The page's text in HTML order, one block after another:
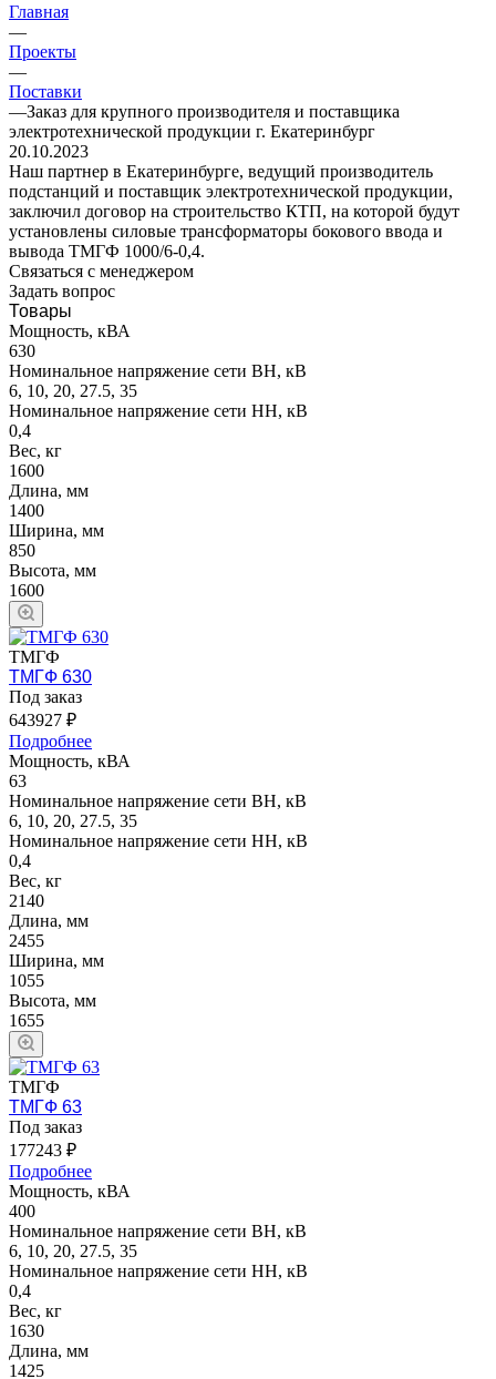
Главная
—
Проекты
—
Поставки
—Заказ для крупного производителя и поставщика
электротехнической продукции г. Екатеринбург
20.10.2023
Наш партнер в Екатеринбурге, ведущий производитель
подстанций и поставщик электротехнической продукции,
заключил договор на строительство КТП, на которой будут
установлены силовые трансформаторы бокового ввода и
вывода ТМГФ 1000/6-0,4.
Связаться с менеджером
Задать вопрос
Товары
Мощность, кВА
630
Номинальное напряжение сети ВН, кВ
6, 10, 20, 27.5, 35
Номинальное напряжение сети НН, кВ
0,4
Вес, кг
1600
Длина, мм
1400
Ширина, мм
850
Высота, мм
1600
ТМГФ
ТМГФ 630
Под заказ
643927 ₽
Подробнее
Мощность, кВА
63
Номинальное напряжение сети ВН, кВ
6, 10, 20, 27.5, 35
Номинальное напряжение сети НН, кВ
0,4
Вес, кг
2140
Длина, мм
2455
Ширина, мм
1055
Высота, мм
1655
ТМГФ
ТМГФ 63
Под заказ
177243 ₽
Подробнее
Мощность, кВА
400
Номинальное напряжение сети ВН, кВ
6, 10, 20, 27.5, 35
Номинальное напряжение сети НН, кВ
0,4
Вес, кг
1630
Длина, мм
1425